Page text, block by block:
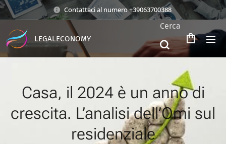
Contattaci al numero +39063700388
LEGALECONOMY
Cerca
Casa, il 2024 è un anno di
crescita. L’analisi dell’Omi sul
residenziale